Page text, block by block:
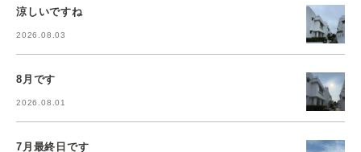
涼しいですね
2026.08.03
8月です
2026.08.01
7月最終日です